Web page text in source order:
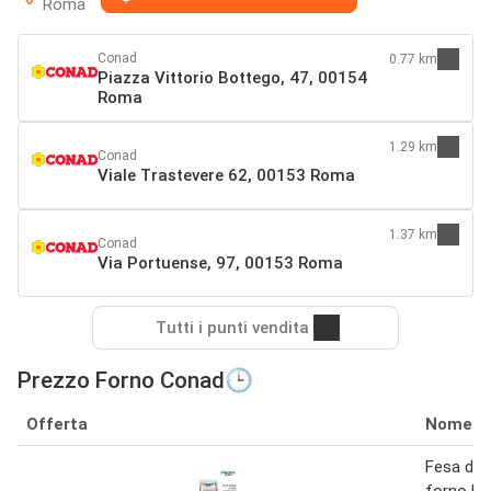
Roma
Conad
Piazza Vittorio Bottego, 47, 00154
Roma
0.77 km
Conad
Viale Trastevere 62, 00153 Roma
1.29 km
Conad
Via Portuense, 97, 00153 Roma
1.37 km
Tutti i punti vendita
Prezzo Forno Conad🕒
Offerta Nome
Fesa di